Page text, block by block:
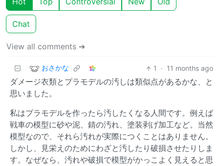
Chat
View all comments ➔
おさかな 1 · 11 months ago
ダメージ衣類とプラモデルの汚しは類似点があるかな、と
思いました。
私はプラモデルを作ったら汚したくなる人間です。例えば
戦車の模型に砂や泥、錆の汚れ、塗装剥げ加工など。当然
模型なので、それら汚れが実際につくことはありません。
しかし、見栄えのためにわざと汚したり破損させたりしま
す。なぜなら、汚れや破損で模型がかっこよく見えると思